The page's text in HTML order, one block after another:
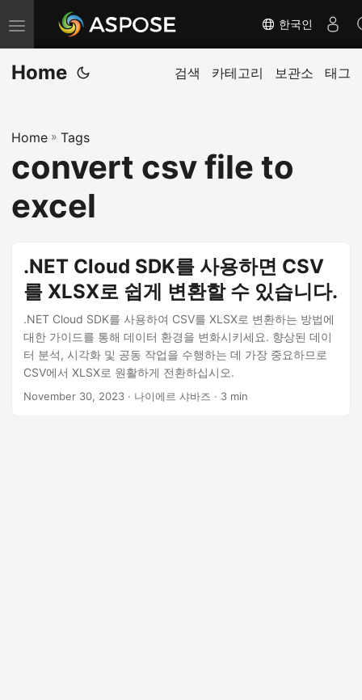
내
비
게
전
환
한국인
Home 검색 카테고리 보관소 태그
Home » Tags
convert csv file to
excel
.NET Cloud SDK를 사용하면 CSV
를 XLSX로 쉽게 변환할 수 있습니다.
.NET Cloud SDK를 사용하여 CSV를 XLSX로 변환하는 방법에
대한 가이드를 통해 데이터 환경을 변화시키세요. 향상된 데이
터 분석, 시각화 및 공동 작업을 수행하는 데 가장 중요하므로
CSV에서 XLSX로 원활하게 전환하십시오.
November 30, 2023 · 나이에르 샤바즈 · 3 min